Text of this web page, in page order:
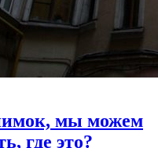
мы можем
где это?